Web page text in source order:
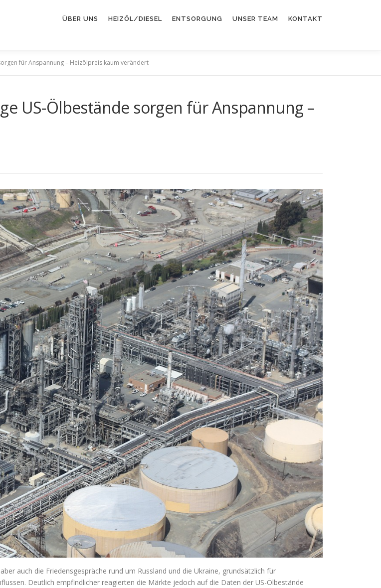
ÜBER UNS HEIZÖL/DIESEL ENTSORGUNG UNSER TEAM KONTAKT
für Anspannung – Heizölpreis kaum verändert
US-Ölbestände sorgen für Anspannung –
auch die Friedensgespräche rund um Russland und die Ukraine, grundsätzlich für
Deutlich empfindlicher reagierten die Märkte jedoch auf die Daten der US-Ölbestände